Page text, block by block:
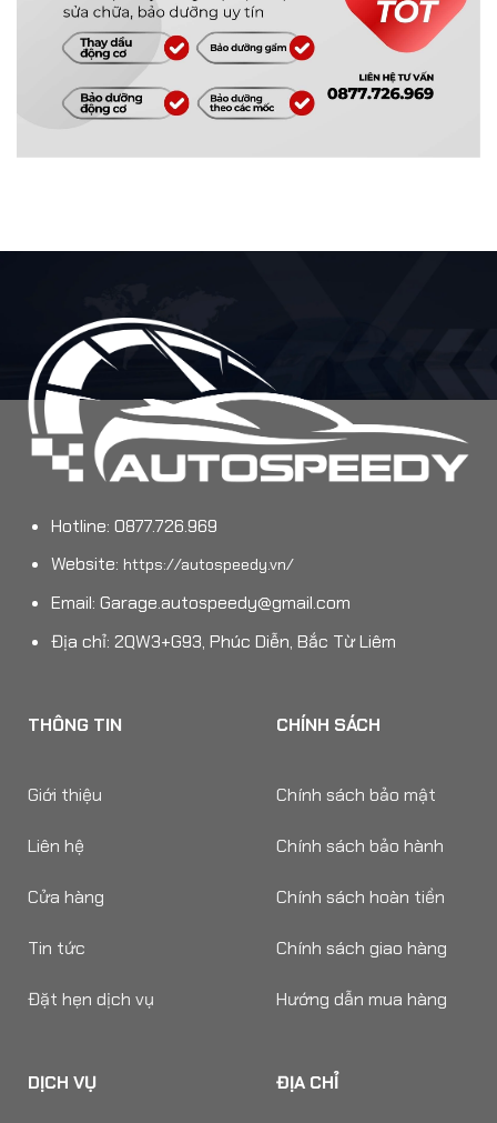
Hotline: 0877.726.969
Website: https://autospeedy.vn/
Email: Garage.autospeedy@gmail.com
Địa chỉ: 2QW3+G93, Phúc Diễn, Bắc Từ Liêm
THÔNG TIN
Giới thiệu
Liên hệ
Cửa hàng
Tin tức
Đặt hẹn dịch vụ
CHÍNH SÁCH
Chính sách bảo mật
Chính sách bảo hành
Chính sách hoàn tiền
Chính sách giao hàng
Hướng dẫn mua hàng
DỊCH VỤ ĐỊA CHỈ